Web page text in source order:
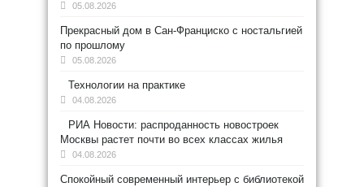
05.08.2026
Прекрасный дом в Сан-Франциско с ностальгией
по прошлому
05.08.2026
Технологии на практике
04.08.2026
РИА Новости: распроданность новостроек
Москвы растет почти во всех классах жилья
04.08.2026
Спокойный современный интерьер с библиотекой